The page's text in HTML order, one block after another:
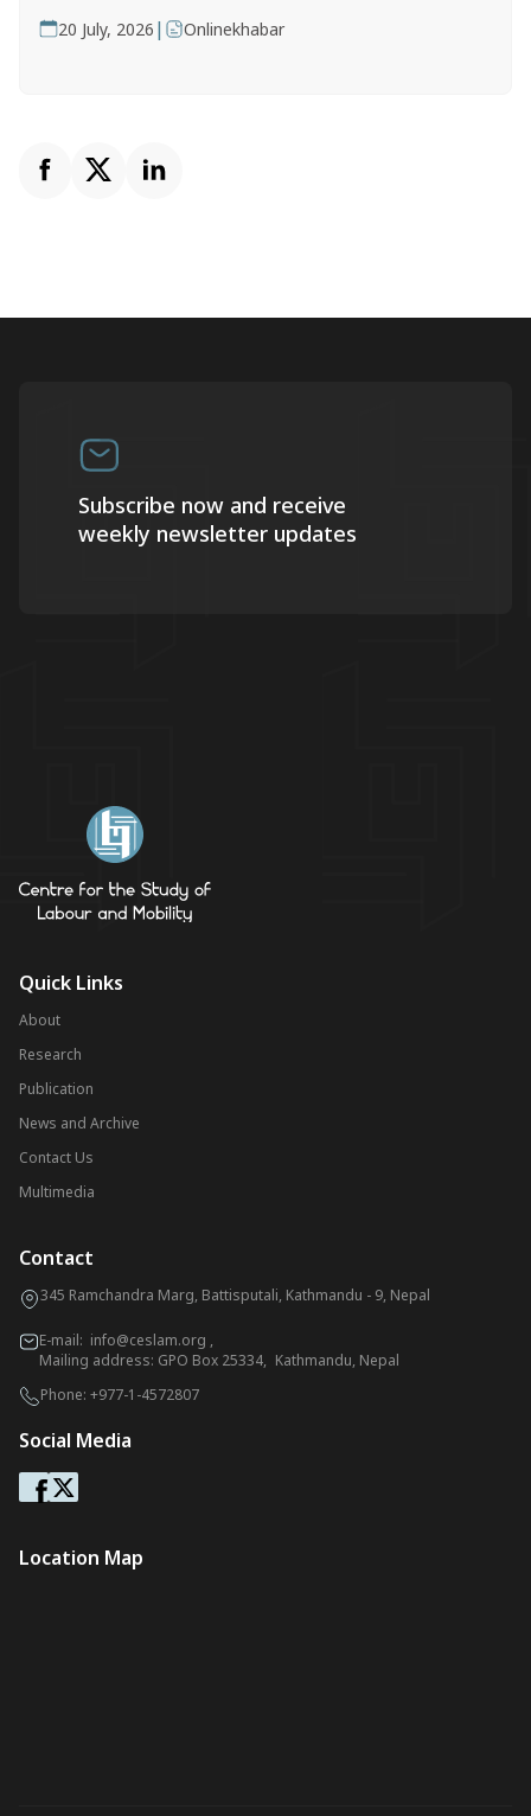
20 July, 2026 | Onlinekhabar
Subscribe now and receive
weekly newsletter updates
Quick Links
About
Research
Publication
News and Archive
Contact Us
Multimedia
Contact
345 Ramchandra Marg, Battisputali, Kathmandu - 9, Nepal
E-mail: info@ceslam.org ,
Mailing address: GPO Box 25334, Kathmandu, Nepal
Phone: +977-1-4572807
Social Media
Location Map